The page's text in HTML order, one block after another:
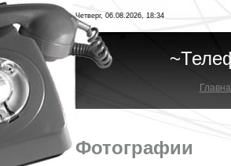
Четверг, 06.08.2026, 18:34
Фотографии